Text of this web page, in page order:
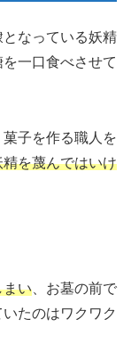
なっている妖精
一口食べさせて
菓子を作る職人を
を蔑んではいけ
まい 、お墓の前で
たのはワクワク